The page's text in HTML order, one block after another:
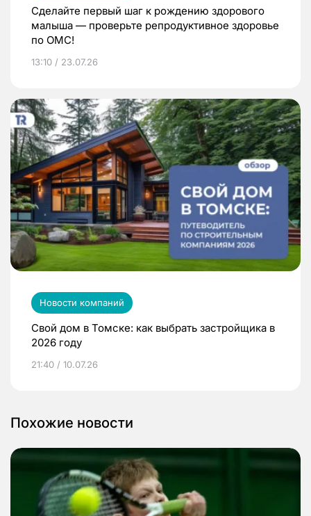
Сделайте первый шаг к рождению здорового
малыша — проверьте репродуктивное здоровье
по ОМС!
13:10 / 23.07.26
Новости компаний
Свой дом в Томске: как выбрать застройщика в
2026 году
21:40 / 10.07.26
Похожие новости